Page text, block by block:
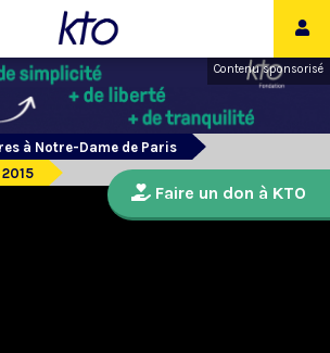
Contenu sponsorisé
à Notre-Dame de Paris
Faire un don à KTO